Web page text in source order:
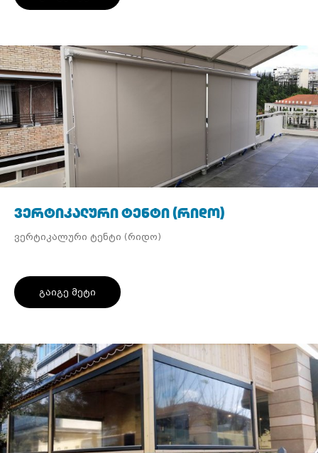
ვერტიკალური ტენტი (რიდო)
ვერტიკალური ტენტი (რიდო)
გაიგე მეტი